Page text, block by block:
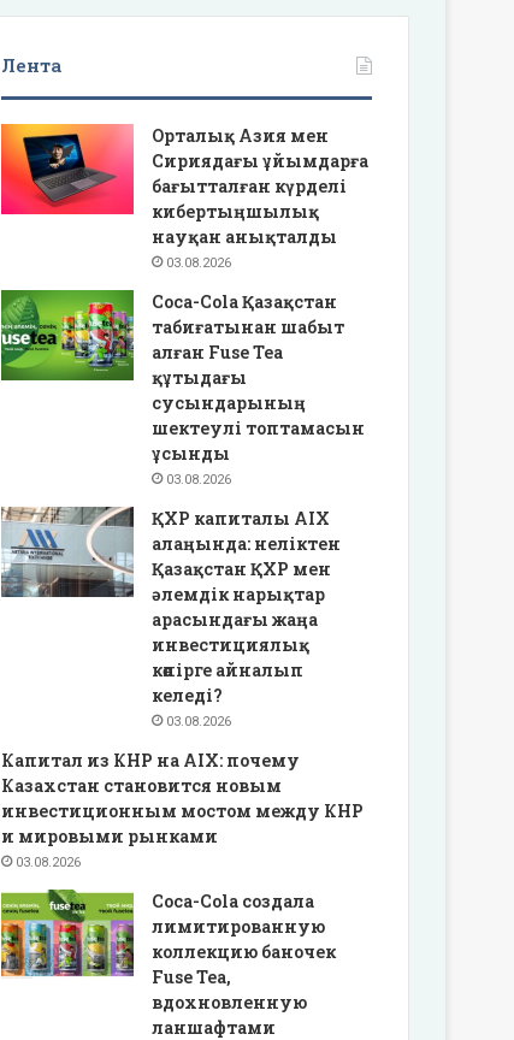
Лента
Орталық Азия мен
Сириядағы ұйымдарға
бағытталған күрделі
кибертыңшылық
науқан анықталды
03.08.2026
Coca-Cola Қазақстан
табиғатынан шабыт
алған Fuse Tea
құтыдағы
сусындарының
шектеулі топтамасын
ұсынды
03.08.2026
ҚХР капиталы AIX
алаңында: неліктен
Қазақстан ҚХР мен
әлемдік нарықтар
арасындағы жаңа
инвестициялық
көпірге айналып
келеді?
03.08.2026
Капитал из КНР на AIX: почему
Казахстан становится новым
инвестиционным мостом между КНР
и мировыми рынками
03.08.2026
Coca-Cola создала
лимитированную
коллекцию баночек
Fuse Tea,
вдохновленную
ланшафтами